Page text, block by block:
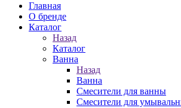
Главная
О бренде
Каталог
Назад
Каталог
Ванна
Назад
Ванна
Смесители для ванны
Смесители для